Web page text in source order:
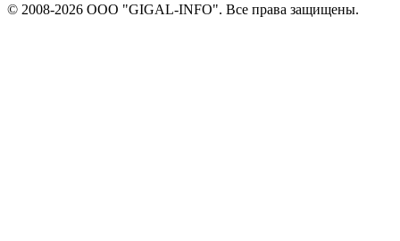
© 2008-2026 ООО "GIGAL-INFO". Все права защищены.